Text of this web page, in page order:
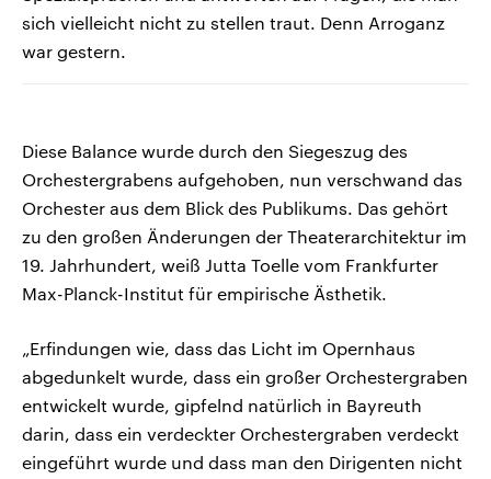
sich vielleicht nicht zu stellen traut. Denn Arroganz
war gestern.
Diese Balance wurde durch den Siegeszug des
Orchestergrabens aufgehoben, nun verschwand das
Orchester aus dem Blick des Publikums. Das gehört
zu den großen Änderungen der Theaterarchitektur im
19. Jahrhundert, weiß Jutta Toelle vom Frankfurter
Max-Planck-Institut für empirische Ästhetik.
„Erfindungen wie, dass das Licht im Opernhaus
abgedunkelt wurde, dass ein großer Orchestergraben
entwickelt wurde, gipfelnd natürlich in Bayreuth
darin, dass ein verdeckter Orchestergraben verdeckt
eingeführt wurde und dass man den Dirigenten nicht